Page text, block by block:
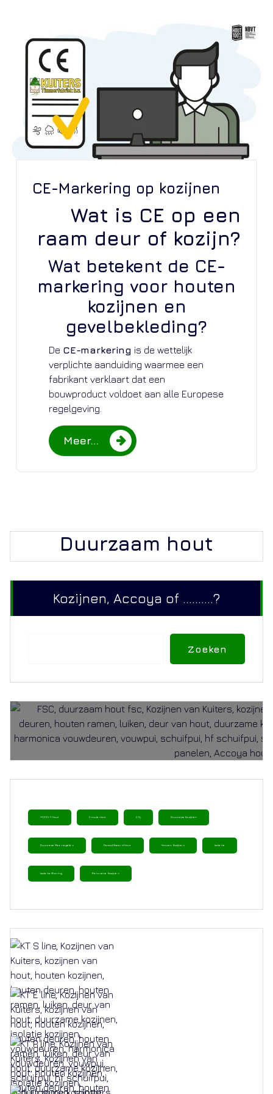
CE-Markering op kozijnen
Wat is CE op een
raam deur of kozijn?
Wat betekent de CE-
markering voor houten
kozijnen en
gevelbekleding?
De CE-markering is de wettelijk
verplichte aanduiding waarmee een
fabrikant verklaart dat een
bouwproduct voldoet aan alle Europese
regelgeving.
Meer…
Duurzaam hout
Kozijnen, Accoya of ..........?
Zoeken
ACCOYA Hout Circulariteit CO₂ Duurzame Kozijnen
Duurzame Maatregelen Gemodificeerd Hout Houten Kozijnen Isolatie
Isolatie Woning Renovatie Kozijnen